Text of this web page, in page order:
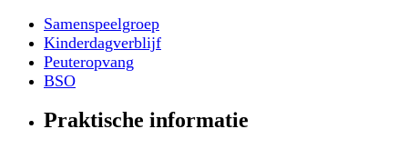
Samenspeelgroep
Kinderdagverblijf
Peuteropvang
BSO
Praktische informatie